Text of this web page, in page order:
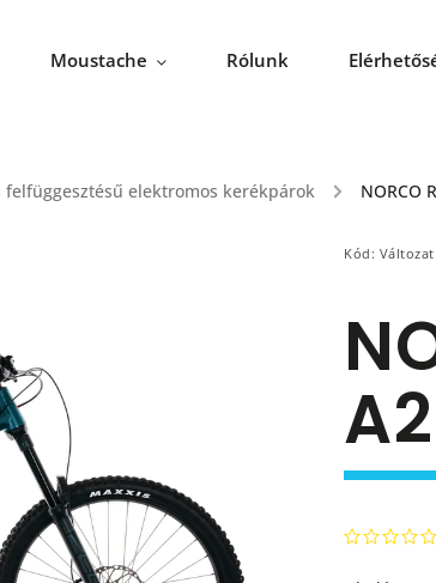
Moustache Rólunk
felfüggesztésű elektromos kerékpárok / NORCO
Kód: